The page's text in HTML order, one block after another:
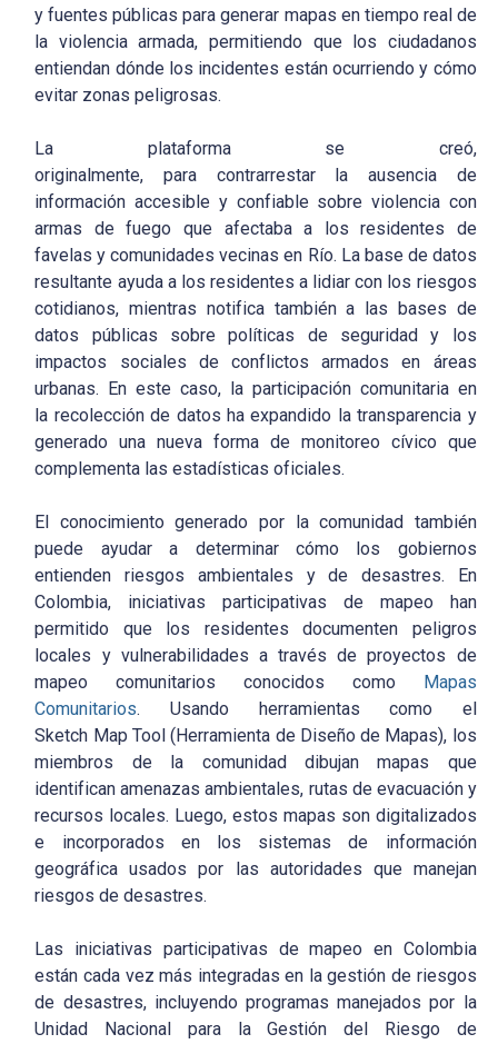
y fuentes públicas para generar mapas en tiempo real de
la violencia armada, permitiendo que los ciudadanos
entiendan dónde los incidentes están ocurriendo y cómo
evitar zonas peligrosas.
La plataforma se creó,
originalmente, para contrarrestar la ausencia de
información accesible y confiable sobre violencia con
armas de fuego que afectaba a los residentes de
favelas y comunidades vecinas en Río. La base de datos
resultante ayuda a los residentes a lidiar con los riesgos
cotidianos, mientras notifica también a las bases de
datos públicas sobre políticas de seguridad y los
impactos sociales de conflictos armados en áreas
urbanas. En este caso, la participación comunitaria en
la recolección de datos ha expandido la transparencia y
generado una nueva forma de monitoreo cívico que
complementa las estadísticas oficiales.
El conocimiento generado por la comunidad también
puede ayudar a determinar cómo los gobiernos
entienden riesgos ambientales y de desastres. En
Colombia, iniciativas participativas de mapeo han
permitido que los residentes documenten peligros
locales y vulnerabilidades a través de proyectos de
mapeo comunitarios conocidos como Mapas
Comunitarios. Usando herramientas como el
Sketch Map Tool (Herramienta de Diseño de Mapas), los
miembros de la comunidad dibujan mapas que
identifican amenazas ambientales, rutas de evacuación y
recursos locales. Luego, estos mapas son digitalizados
e incorporados en los sistemas de información
geográfica usados por las autoridades que manejan
riesgos de desastres.
Las iniciativas participativas de mapeo en Colombia
están cada vez más integradas en la gestión de riesgos
de desastres, incluyendo programas manejados por la
Unidad Nacional para la Gestión del Riesgo de